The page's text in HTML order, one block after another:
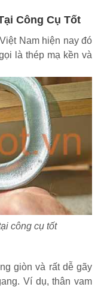
Công Cụ Tốt
Nam hiện nay đó
là thép mạ kền và
công cụ tốt
giòn và rất dễ gãy
Ví dụ, thân vam